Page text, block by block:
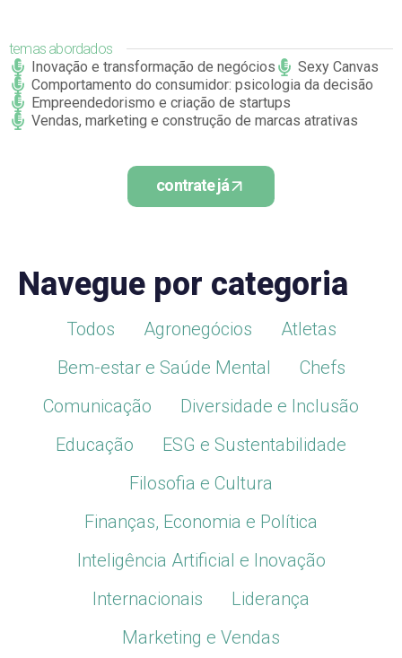
temas abordados
Inovação e transformação de negócios
Sexy Canvas
Comportamento do consumidor: psicologia da decisão
Empreendedorismo e criação de startups
Vendas, marketing e construção de marcas atrativas
contrate já
Navegue por categoria
Todos Agronegócios
Atletas
Bem-estar e Saúde Mental
Chefs
Comunicação
Diversidade e Inclusão
Educação
ESG e Sustentabilidade
Filosofia e Cultura
Finanças, Economia e Política
Inteligência Artificial e Inovação
Internacionais
Liderança
Marketing e Vendas